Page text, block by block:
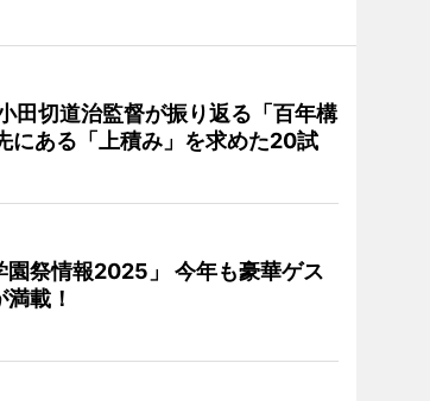
田切道治監督が振り返る「百年構
にある「上積み」を求めた20試
園祭情報2025」 今年も豪華ゲス
載！